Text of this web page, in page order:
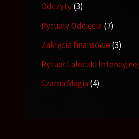
Odczyty 3
Rytuały Odcięcia 7
Zaklęcia finansowe 3
Rytuał Laleczki Intencyjnej
Czarna Magia 4